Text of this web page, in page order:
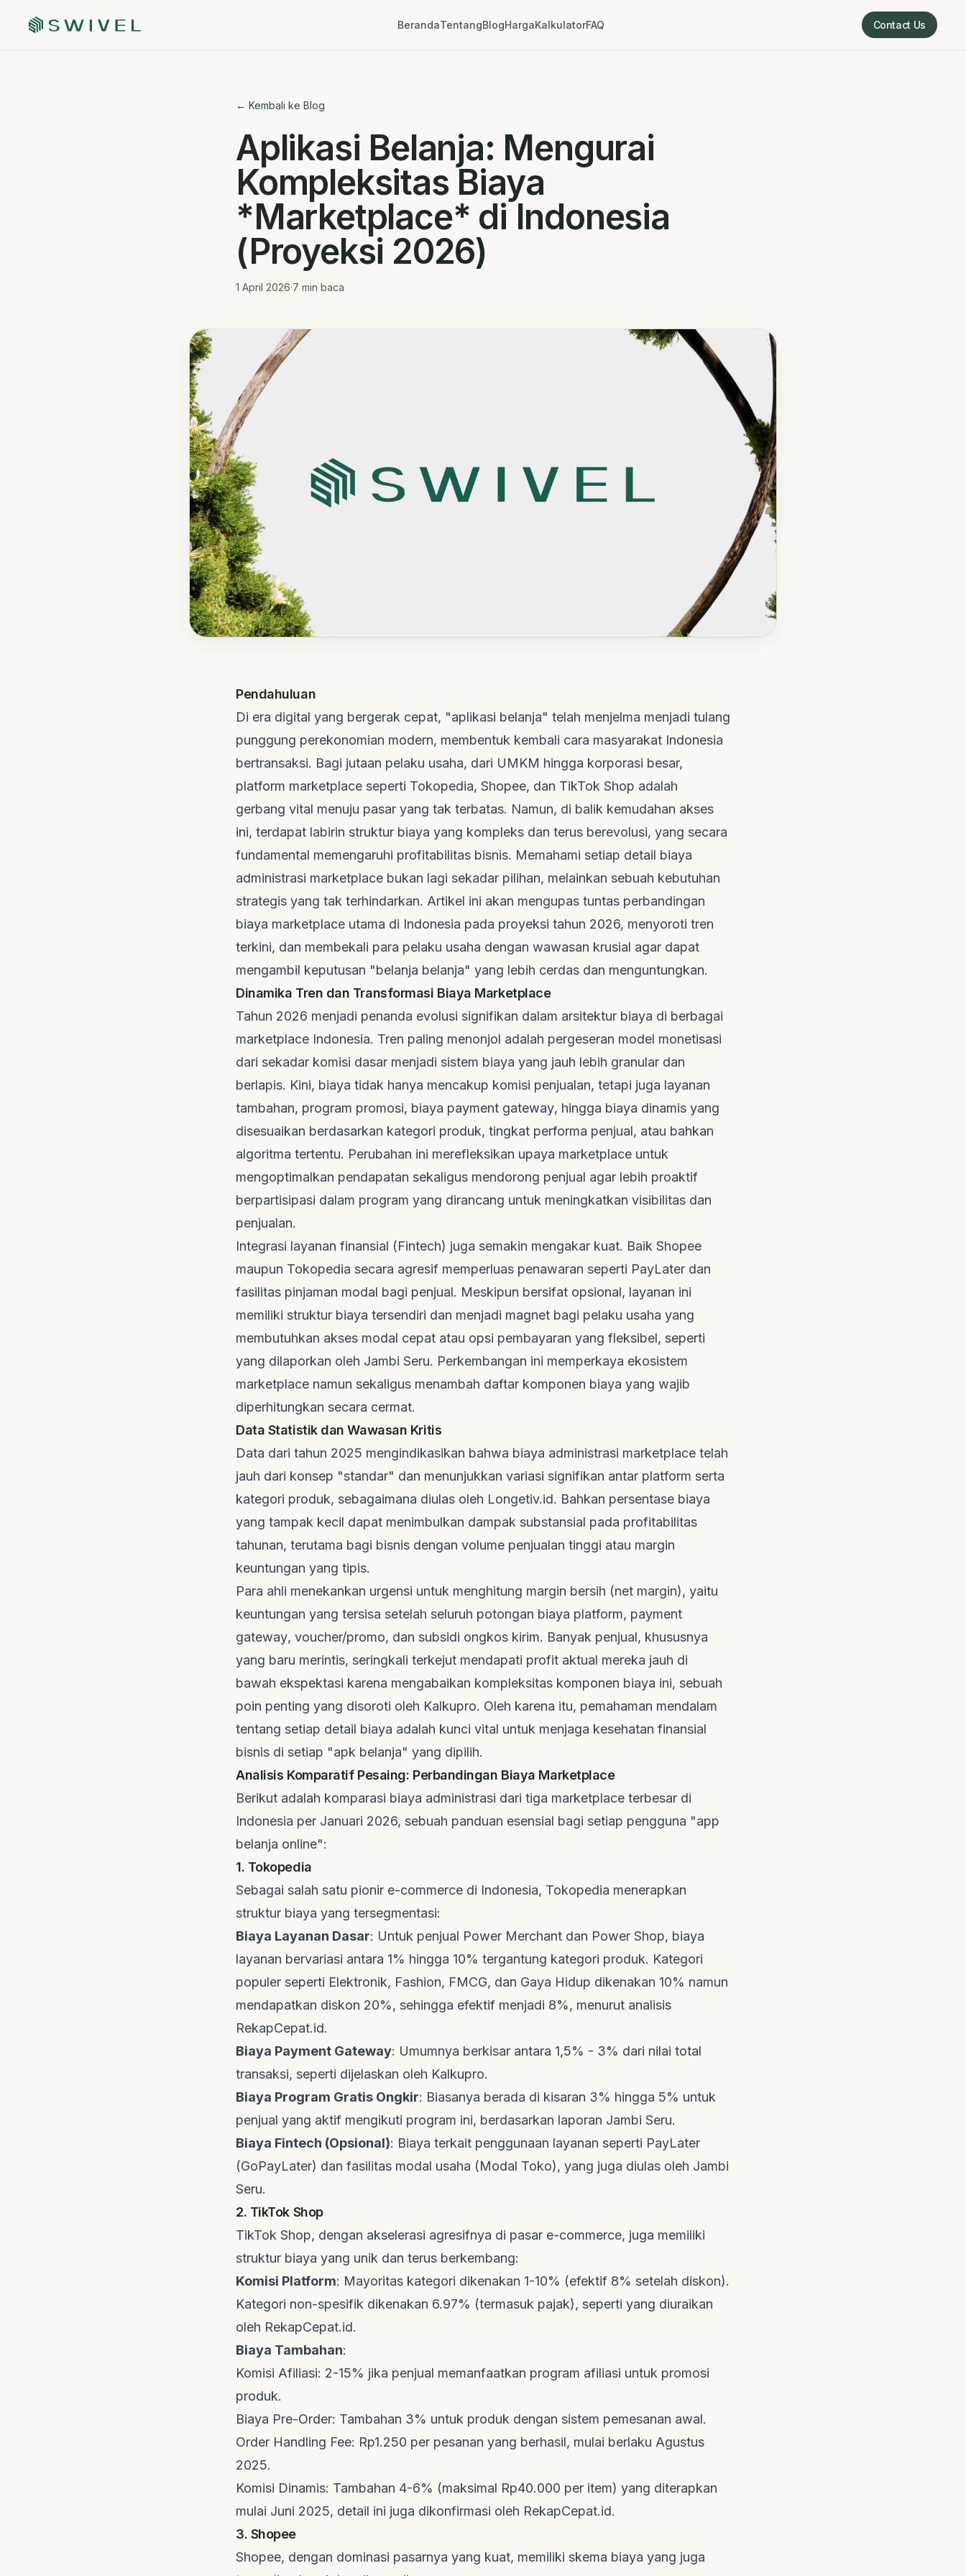
BerandaTentangBlogHargaKalkulatorFAQ
Contact Us
Contact Us
← Kembali ke Blog
Aplikasi Belanja: Mengurai
Kompleksitas Biaya
*Marketplace* di Indonesia
(Proyeksi 2026)
1 April 2026·7 min baca
Pendahuluan
Di era digital yang bergerak cepat, "aplikasi belanja" telah menjelma menjadi tulang
punggung perekonomian modern, membentuk kembali cara masyarakat Indonesia
bertransaksi. Bagi jutaan pelaku usaha, dari UMKM hingga korporasi besar,
platform marketplace seperti Tokopedia, Shopee, dan TikTok Shop adalah
gerbang vital menuju pasar yang tak terbatas. Namun, di balik kemudahan akses
ini, terdapat labirin struktur biaya yang kompleks dan terus berevolusi, yang secara
fundamental memengaruhi profitabilitas bisnis. Memahami setiap detail biaya
administrasi marketplace bukan lagi sekadar pilihan, melainkan sebuah kebutuhan
strategis yang tak terhindarkan. Artikel ini akan mengupas tuntas perbandingan
biaya marketplace utama di Indonesia pada proyeksi tahun 2026, menyoroti tren
terkini, dan membekali para pelaku usaha dengan wawasan krusial agar dapat
mengambil keputusan "belanja belanja" yang lebih cerdas dan menguntungkan.
Dinamika Tren dan Transformasi Biaya Marketplace
Tahun 2026 menjadi penanda evolusi signifikan dalam arsitektur biaya di berbagai
marketplace Indonesia. Tren paling menonjol adalah pergeseran model monetisasi
dari sekadar komisi dasar menjadi sistem biaya yang jauh lebih granular dan
berlapis. Kini, biaya tidak hanya mencakup komisi penjualan, tetapi juga layanan
tambahan, program promosi, biaya payment gateway, hingga biaya dinamis yang
disesuaikan berdasarkan kategori produk, tingkat performa penjual, atau bahkan
algoritma tertentu. Perubahan ini merefleksikan upaya marketplace untuk
mengoptimalkan pendapatan sekaligus mendorong penjual agar lebih proaktif
berpartisipasi dalam program yang dirancang untuk meningkatkan visibilitas dan
penjualan.
Integrasi layanan finansial (Fintech) juga semakin mengakar kuat. Baik Shopee
maupun Tokopedia secara agresif memperluas penawaran seperti PayLater dan
fasilitas pinjaman modal bagi penjual. Meskipun bersifat opsional, layanan ini
memiliki struktur biaya tersendiri dan menjadi magnet bagi pelaku usaha yang
membutuhkan akses modal cepat atau opsi pembayaran yang fleksibel, seperti
yang dilaporkan oleh Jambi Seru. Perkembangan ini memperkaya ekosistem
marketplace namun sekaligus menambah daftar komponen biaya yang wajib
diperhitungkan secara cermat.
Data Statistik dan Wawasan Kritis
Data dari tahun 2025 mengindikasikan bahwa biaya administrasi marketplace telah
jauh dari konsep "standar" dan menunjukkan variasi signifikan antar platform serta
kategori produk, sebagaimana diulas oleh Longetiv.id. Bahkan persentase biaya
yang tampak kecil dapat menimbulkan dampak substansial pada profitabilitas
tahunan, terutama bagi bisnis dengan volume penjualan tinggi atau margin
keuntungan yang tipis.
Para ahli menekankan urgensi untuk menghitung margin bersih (net margin), yaitu
keuntungan yang tersisa setelah seluruh potongan biaya platform, payment
gateway, voucher/promo, dan subsidi ongkos kirim. Banyak penjual, khususnya
yang baru merintis, seringkali terkejut mendapati profit aktual mereka jauh di
bawah ekspektasi karena mengabaikan kompleksitas komponen biaya ini, sebuah
poin penting yang disoroti oleh Kalkupro. Oleh karena itu, pemahaman mendalam
tentang setiap detail biaya adalah kunci vital untuk menjaga kesehatan finansial
bisnis di setiap "apk belanja" yang dipilih.
Analisis Komparatif Pesaing: Perbandingan Biaya Marketplace
Berikut adalah komparasi biaya administrasi dari tiga marketplace terbesar di
Indonesia per Januari 2026, sebuah panduan esensial bagi setiap pengguna "app
belanja online":
1. Tokopedia
Sebagai salah satu pionir e-commerce di Indonesia, Tokopedia menerapkan
struktur biaya yang tersegmentasi:
Biaya Layanan Dasar: Untuk penjual Power Merchant dan Power Shop, biaya
layanan bervariasi antara 1% hingga 10% tergantung kategori produk. Kategori
populer seperti Elektronik, Fashion, FMCG, dan Gaya Hidup dikenakan 10% namun
mendapatkan diskon 20%, sehingga efektif menjadi 8%, menurut analisis
RekapCepat.id.
Biaya Payment Gateway: Umumnya berkisar antara 1,5% - 3% dari nilai total
transaksi, seperti dijelaskan oleh Kalkupro.
Biaya Program Gratis Ongkir: Biasanya berada di kisaran 3% hingga 5% untuk
penjual yang aktif mengikuti program ini, berdasarkan laporan Jambi Seru.
Biaya Fintech (Opsional): Biaya terkait penggunaan layanan seperti PayLater
(GoPayLater) dan fasilitas modal usaha (Modal Toko), yang juga diulas oleh Jambi
Seru.
2. TikTok Shop
TikTok Shop, dengan akselerasi agresifnya di pasar e-commerce, juga memiliki
struktur biaya yang unik dan terus berkembang:
Komisi Platform: Mayoritas kategori dikenakan 1-10% (efektif 8% setelah diskon).
Kategori non-spesifik dikenakan 6.97% (termasuk pajak), seperti yang diuraikan
oleh RekapCepat.id.
Biaya Tambahan:
Komisi Afiliasi: 2-15% jika penjual memanfaatkan program afiliasi untuk promosi
produk.
Biaya Pre-Order: Tambahan 3% untuk produk dengan sistem pemesanan awal.
Order Handling Fee: Rp1.250 per pesanan yang berhasil, mulai berlaku Agustus
2025.
Komisi Dinamis: Tambahan 4-6% (maksimal Rp40.000 per item) yang diterapkan
mulai Juni 2025, detail ini juga dikonfirmasi oleh RekapCepat.id.
3. Shopee
Shopee, dengan dominasi pasarnya yang kuat, memiliki skema biaya yang juga